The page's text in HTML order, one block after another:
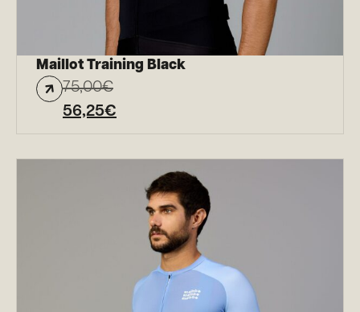
Maillot Training Black
75,00€
56,25€